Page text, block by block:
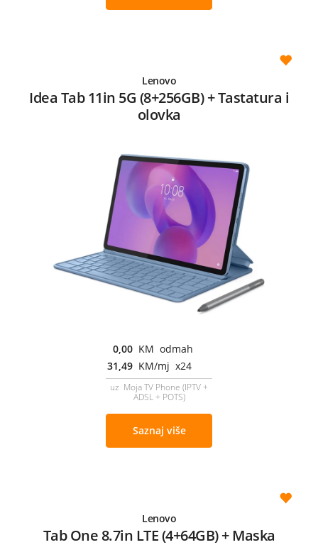
Lenovo
Idea Tab 11in 5G (8+256GB) + Tastatura i
olovka
0,00 KM odmah
31,49 KM/mj x24
uz Moja TV Phone (IPTV +
ADSL + POTS)
Saznaj više
Lenovo
Tab One 8.7in LTE (4+64GB) + Maska